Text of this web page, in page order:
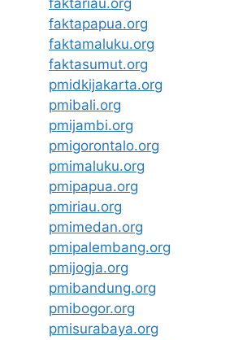
faktariau.org
faktapapua.org
faktamaluku.org
faktasumut.org
pmidkijakarta.org
pmibali.org
pmijambi.org
pmigorontalo.org
pmimaluku.org
pmipapua.org
pmiriau.org
pmimedan.org
pmipalembang.org
pmijogja.org
pmibandung.org
pmibogor.org
pmisurabaya.org